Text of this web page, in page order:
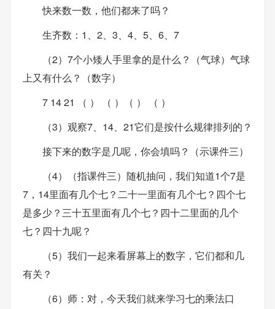
快来数一数，他们都来了吗？
生齐数：1、2、3、4、5、6、7
（2）7个小矮人手里拿的是什么？（气球）气球
上又有什么？（数字）
7 14 21 （ ） （ ）（ ） （ ）
（3）观察7、14、21它们是按什么规律排列的？
接下来的数字是几呢，你会填吗？（示课件三）
（4）（指课件三）随机抽问，我们知道1个7是
7，14里面有几个七？二十一里面有几个七？四个七
是多少？三十五里面有几个七？四十二里面的几个
七？四十九呢？
（5）我们一起来看屏幕上的数字，它们都和几
有关？
（6）师：对，今天我们就来学习七的乘法口